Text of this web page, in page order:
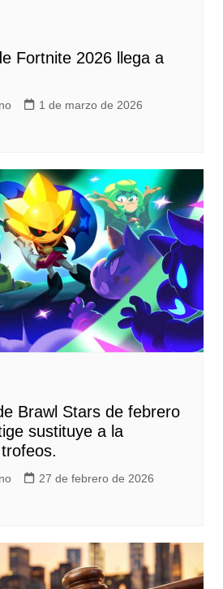
Fortnite 2026 llega a
1 de marzo de 2026
Brawl Stars de febrero
sustituye a la
27 de febrero de 2026